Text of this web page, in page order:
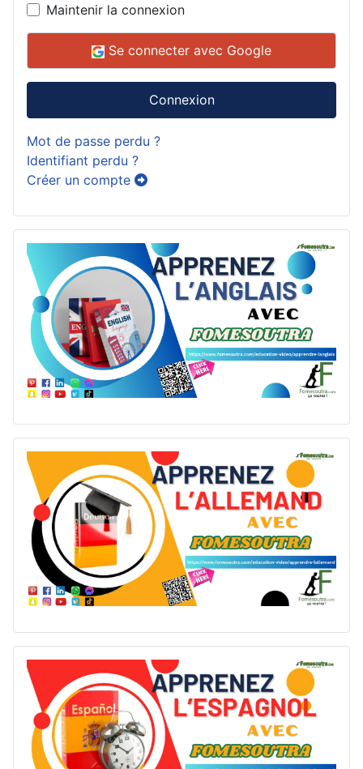
Maintenir la connexion
Se connecter avec Google
Connexion
Mot de passe perdu ?
Identifiant perdu ?
Créer un compte